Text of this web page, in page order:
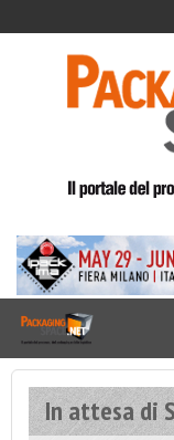
In attesa di